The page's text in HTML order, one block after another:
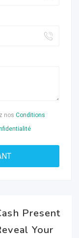
nos Conditions
Present
Your